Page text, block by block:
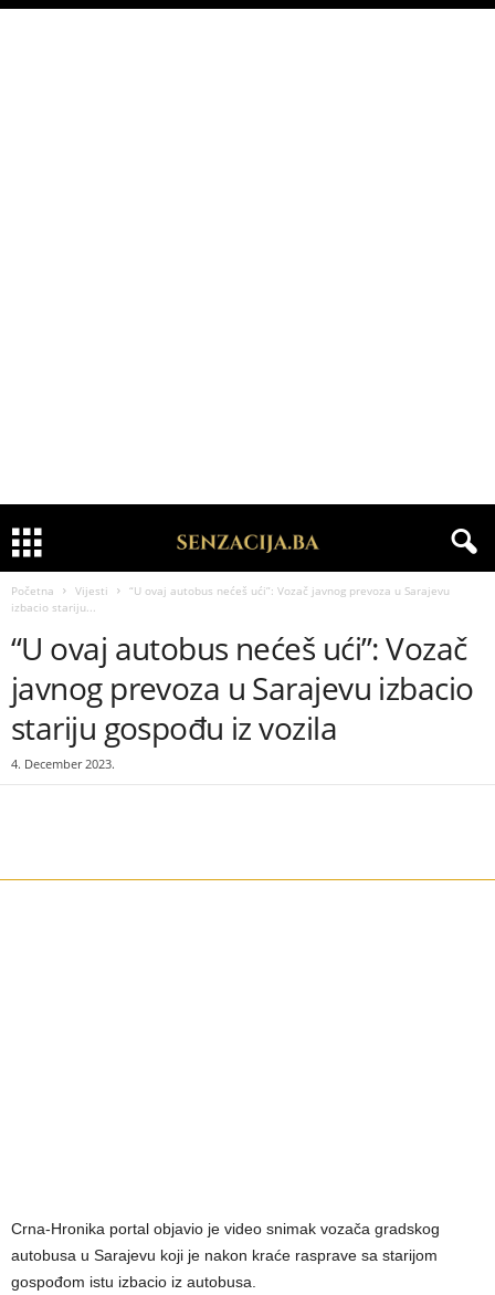
Početna Vijesti
“U ovaj autobus nećeš ući”: Vozač javnog prevoza u Sarajevu
izbacio stariju...
“U ovaj autobus nećeš ući”: Vozač
javnog prevoza u Sarajevu izbacio
stariju gospođu iz vozila
4. December 2023.
Crna-Hronika portal objavio je video snimak vozača gradskog
autobusa u Sarajevu koji je nakon kraće rasprave sa starijom
gospođom istu izbacio iz autobusa.